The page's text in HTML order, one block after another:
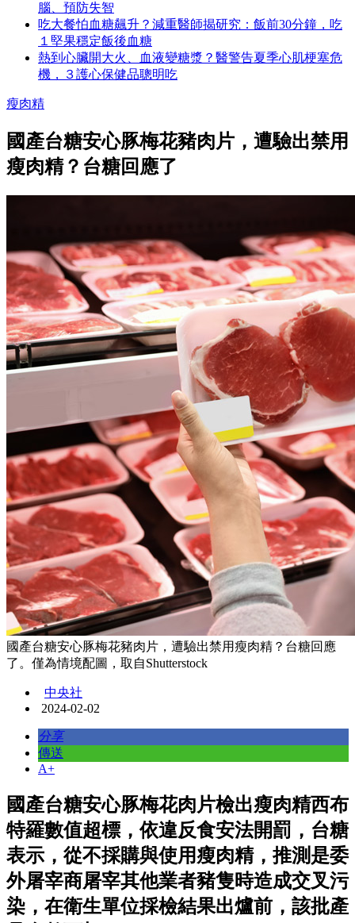
腦、預防失智
吃大餐怕血糖飆升？減重醫師揭研究：飯前30分鐘，吃
１堅果穩定飯後血糖
熱到心臟開大火、血液變糖漿？醫警告夏季心肌梗塞危
機，３護心保健品聰明吃
瘦肉精
國產台糖安心豚梅花豬肉片，遭驗出禁用
瘦肉精？台糖回應了
國產台糖安心豚梅花豬肉片，遭驗出禁用瘦肉精？台糖回應
了。僅為情境配圖，取自Shutterstock
中央社
2024-02-02
分享
傳送
A+
國產台糖安心豚梅花肉片檢出瘦肉精西布
特羅數值超標，依違反食安法開罰，台糖
表示，從不採購與使用瘦肉精，推測是委
外屠宰商屠宰其他業者豬隻時造成交叉污
染，在衛生單位採檢結果出爐前，該批產